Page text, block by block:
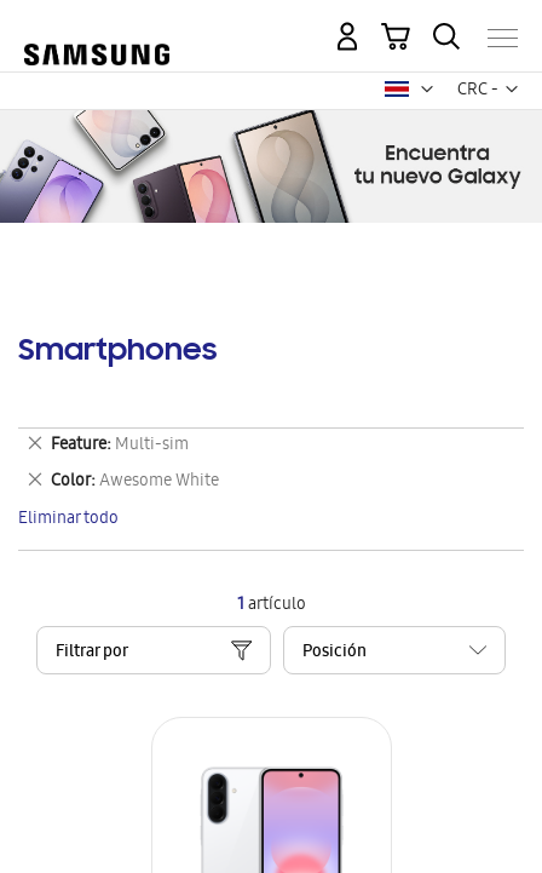
CRC -
colón
Mi carrito
Smartphones
1artículo
Filtrar por
Feature Multi-sim
Eliminar
este
artículo
Color Awesome White
Eliminar
este
artículo
Eliminar todo